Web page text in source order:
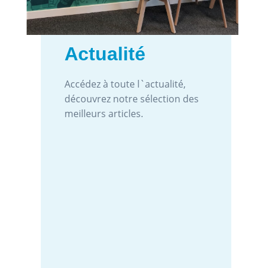
Actualité
Accédez à toute l`actualité,
découvrez notre sélection des
meilleurs articles.